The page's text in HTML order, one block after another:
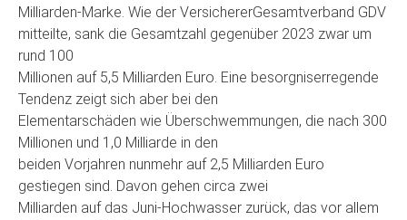
Milliarden-Marke. Wie der VersichererGesamtverband GDV
mitteilte, sank die Gesamtzahl gegenüber 2023 zwar um
rund 100
Millionen auf 5,5 Milliarden Euro. Eine besorgniserregende
Tendenz zeigt sich aber bei den
Elementarschäden wie Überschwemmungen, die nach 300
Millionen und 1,0 Milliarde in den
beiden Vorjahren nunmehr auf 2,5 Milliarden Euro
gestiegen sind. Davon gehen circa zwei
Milliarden auf das Juni-Hochwasser zurück, das vor allem